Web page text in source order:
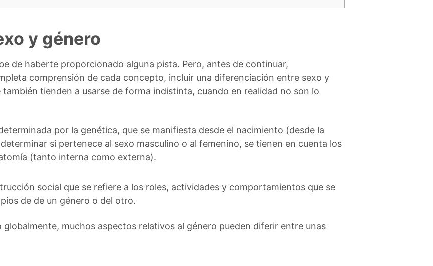
y género
de haberte proporcionado alguna pista. Pero, antes de continuar,
comprensión de cada concepto, incluir una diferenciación entre sexo y
tienden a usarse de forma indistinta, cuando en realidad no son lo
por la genética, que se manifiesta desde el nacimiento (desde la
si pertenece al sexo masculino o al femenino, se tienen en cuenta los
(tanto interna como externa).
social que se refiere a los roles, actividades y comportamientos que se
de de un género o del otro.
globalmente, muchos aspectos relativos al género pueden diferir entre unas